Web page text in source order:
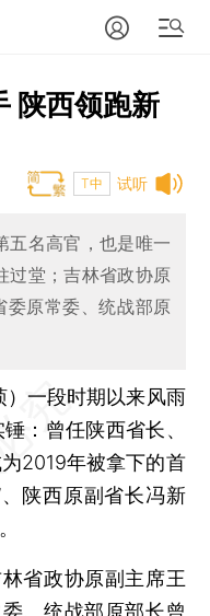
陕西领跑新
试听
T中
五名高官，也是唯一
过堂；吉林省政协原
委原常委、统战部原
一段时期以来风雨
：曾任陕西省长、
2019年被拿下的首
、陕西原副省长冯新
省政协原副主席王
、统战部原部长曾